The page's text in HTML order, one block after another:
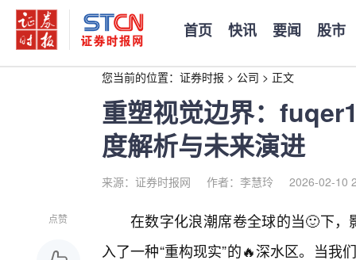
首页 快讯 要闻 股市
您当前的位置： 证券时报 > 公司 > 正文
重塑视觉边界：
度解析与未来演进
来源：证券时报网 作者：李慧玲 2026-02-10
点赞
在数字化浪潮席卷全球的当🙂下，
入了一种“重构现实”的🔥深水区。当